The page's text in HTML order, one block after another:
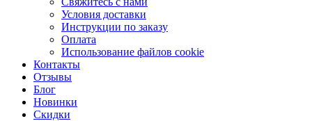
Условия доставки
Инструкции по заказу
Оплата
Использование файлов cookie
Контакты
Отзывы
Блог
Новинки
Скидки